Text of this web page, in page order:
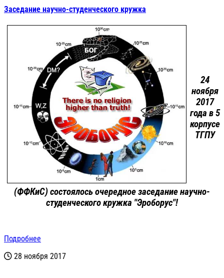
Заседание научно-студенческого кружка
24
ноября
2017
года в 5
корпусе
ТГПУ
(ФФКиС) состоялось очередное заседание научно-
студенческого кружка "Эроборус"!
Подробнее
28 ноября 2017